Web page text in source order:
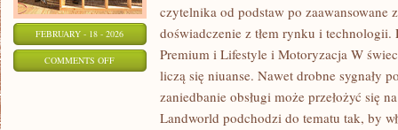
FEBRUARY - 18 - 2026
COMMENTS OFFON
SAMOCHODU
czytelnika od podstaw po zaawansowane
doświadczenie z tłem rynku i technologii.
Premium i Lifestyle i Motoryzacja W
liczą się niuanse. Nawet drobne sygnały
zaniedbanie obsługi może przełożyć się
Landworld podchodzi do tematu tak, by